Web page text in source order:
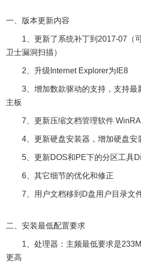
一、版本更新内容
1、更新了系统补丁到2017-07（
卫士漏洞扫描）
2、升级Internet Explorer为IE8
3、增加数款驱动的支持，支持最
主板
7、更新压缩文档管理软件
4、更新硬盘安装器，增加硬盘安
5、更新DOS和PE下的分区工具
6、其它细节的优化和修正
7、用户文档移到D盘用户目录文
二、安装最低配置要求
1、处理器：主频最低要求是
更高